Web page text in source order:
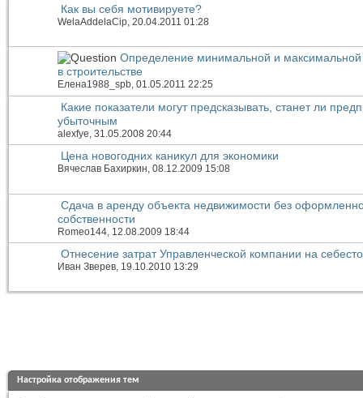
Как вы себя мотивируете?
WelaAddelaCip , 20.04.2011 01:28
Определение минимальной и
в строительстве
Елена1988_spb, 01.05.2011 22:25
Какие показатели могут предсказывать, станет ли
убыточным
alexfye , 31.05.2008 20:44
Цена новогодних каникул для экономики
Вячеслав Бахиркин, 08.12.2009 15:08
Сдача в аренду объекта недвижимости без
собственности
Romeo144 , 12.08.2009 18:44
Отнесение затрат Управленческой компании на
Иван Зверев, 19.10.2010 13:29
Настройка отображения тем